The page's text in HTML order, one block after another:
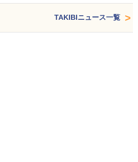
TAKIBIニュース一覧